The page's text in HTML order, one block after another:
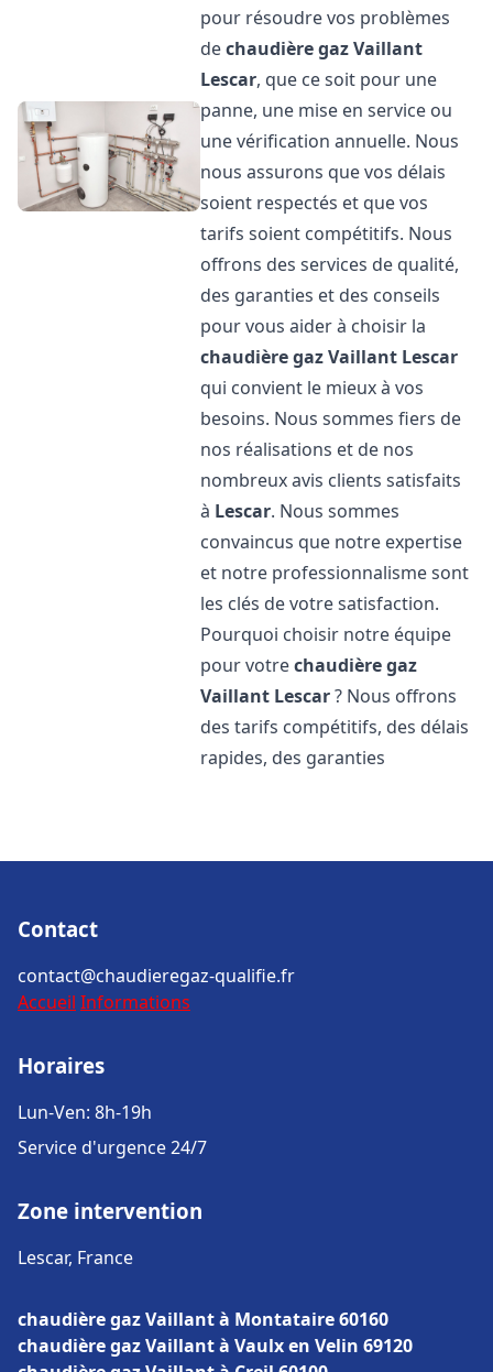
pour résoudre vos problèmes
dechaudière gaz Vaillant
Lescar, que ce soit pour une
panne, une mise en service ou
une vérification annuelle. Nous
nous assurons que vos délais
soient respectés et que vos
tarifs soient compétitifs. Nous
offrons des services de qualité,
des garanties et des conseils
pour vous aider à choisir la
chaudière gaz Vaillant Lescar
qui convient le mieux à vos
besoins. Nous sommes fiers de
nos réalisations et de nos
nombreux avis clients satisfaits
à Lescar. Nous sommes
convaincus que notre expertise
et notre professionnalisme sont
les clés de votre satisfaction.
Pourquoi choisir notre équipe
pour votrechaudière gaz
Vaillant Lescar? Nous offrons
des tarifs compétitifs, des délais
rapides, des garanties
Contact
contact@chaudieregaz-qualifie.fr
Accueil Informations
Horaires
Lun-Ven: 8h-19h
Service d'urgence 24/7
Zone intervention
Lescar, France
chaudière gaz Vaillant à Montataire 60160
chaudière gaz Vaillant à Vaulx en Velin 69120